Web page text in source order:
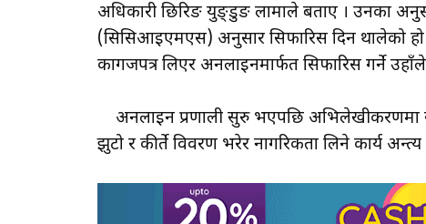
अधिकारी छिरिङ युङ्डुङ लामाले बताए । उनका
(सिसिआइएमएस) अनुसार सिफारिस दिन थालेको
कागजपत्र लिएर अनलाइनमार्फत सिफारिस गर्ने
अनलाइन प्रणाली सुरु भएपछि अभिलेखीकरणमा
झुटो र कीर्ते विवरण भरेर नागरिकता लिने कार्य